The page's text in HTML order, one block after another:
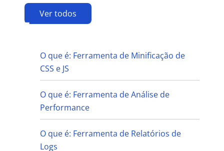
Ver todos
F
O que é: Ferramenta de Minificação de
CSS e JS
O que é: Ferramenta de Análise de
Performance
O que é: Ferramenta de Relatórios de
Logs